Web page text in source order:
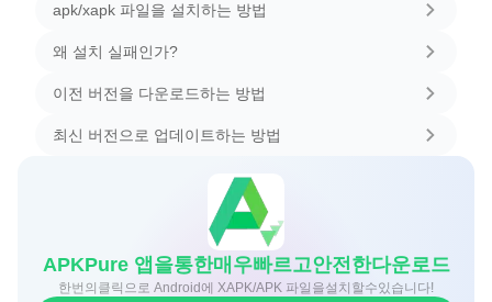
apk/xapk 파일을 설치하는 방법
왜 설치 실패인가?
이전 버전을 다운로드하는 방법
최신 버전으로 업데이트하는 방법
APKPure 앱을통한매우빠르고안전한다운로드
한번의클릭으로 Android에 XAPK/APK 파일을설치할수있습니다!